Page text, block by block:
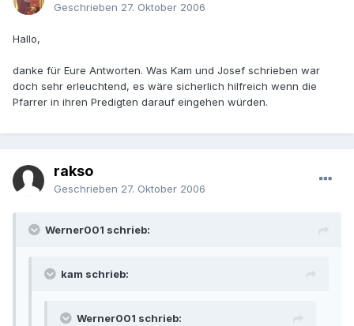
Geschrieben 27. Oktober 2006
Hallo,
danke für Eure Antworten. Was Kam und Josef schrieben war
doch sehr erleuchtend, es wäre sicherlich hilfreich wenn die
Pfarrer in ihren Predigten darauf eingehen würden.
rakso
Geschrieben 27. Oktober 2006
Werner001 schrieb:
kam schrieb:
Werner001 schrieb: